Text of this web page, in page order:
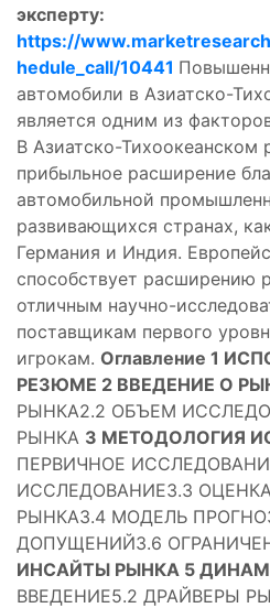
эксперту:
https://
hedule_call/10441
автомобили в Азиатско-
является одним из
В Азиатско-Тихоокеанском
прибыльное расширение
автомобильной
развивающихся странах,
Германия и Индия.
способствует расширению
отличным научно-
поставщикам первого
игрокам. Оглавление 1
РЕЗЮМЕ 2 ВВЕДЕНИЕ О
РЫНКА2.2 ОБЪЕМ
РЫНКА 3 МЕТОДОЛОГИЯ
ПЕРВИЧНОЕ
ИССЛЕДОВАНИЕ3.3
РЫНКА3.4 МОДЕЛЬ
ДОПУЩЕНИЙ3.6
ИНСАЙТЫ РЫНКА 5
ВВЕДЕНИЕ5.2 ДРАЙВЕРЫ